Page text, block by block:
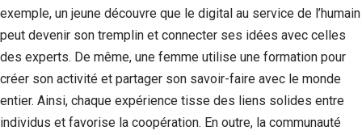
exemple, un jeune découvre que le digital au service de l’humain
peut devenir son tremplin et connecter ses idées avec celles
des experts. De même, une femme utilise une formation pour
créer son activité et partager son savoir-faire avec le monde
entier. Ainsi, chaque expérience tisse des liens solides entre
individus et favorise la coopération. En outre, la communauté